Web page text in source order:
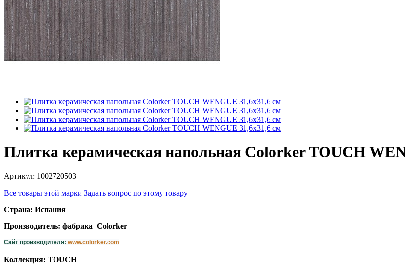
Плитка керамическая напольная Colorker TOUCH
Артикул: 1002720503
Все товары этой марки Задать вопрос по этому товару
Страна: Испания
Производитель: фабрика Colorker
Сайт производителя: www.colorker.com
Коллекция: TOUCH